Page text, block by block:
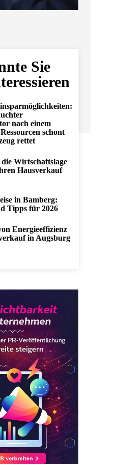
Sie
nach einem
schont
rettet
die Wirtschaftslage
Hausverkauf
in Bamberg:
Tipps für 2026
Energieeffizienz
in Augsburg